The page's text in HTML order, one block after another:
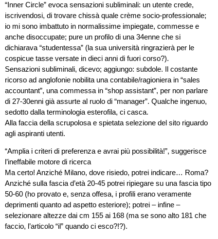
“Inner Circle” evoca sensazioni subliminali: un utente crede,
iscrivendosi, di trovare chissà quale crème socio-professionale;
io mi sono imbattuto in normalissime impiegate, commesse e
anche disoccupate; pure un profilo di una 34enne che si
dichiarava “studentessa” (la sua università ringrazierà per le
cospicue tasse versate in dieci anni di fuori corso?).
Sensazioni subliminali, dicevo; aggiungo: subdole. Il costante
ricorso ad anglofonie nobilita una contabile/ragioniera in “sales
accountant”, una commessa in “shop assistant”, per non parlare
di 27-30enni già assurte al ruolo di “manager”. Qualche ingenuo,
sedotto dalla terminologia esterofila, ci casca.
Alla faccia della scrupolosa e spietata selezione del sito riguardo
agli aspiranti utenti.
“Amplia i criteri di preferenza e avrai più possibilità!”, suggerisce
l’ineffabile motore di ricerca
Ma certo! Anziché Milano, dove risiedo, potrei indicare… Roma?
Anziché sulla fascia d’età 20-45 potrei ripiegare su una fascia tipo
50-60 (ho provato e, senza offesa, i profili erano veramente
deprimenti quanto ad aspetto esteriore); potrei – infine –
selezionare altezze dai cm 155 ai 168 (ma se sono alto 181 che
faccio, l’articolo “il” quando ci esco?!?).